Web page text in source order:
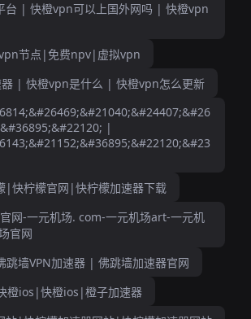
台 | 快橙vpn可以上国外网吗 | 快橙vpn
节点|免费npv|虚拟vpn
器 | 快橙vpn是什么 | 快橙vpn怎么更新
|
|快柠檬官网|快柠檬加速器下载
网-一元机场. com-一元机场art-一元机
官网
跳墙VPN加速器 | 佛跳墙加速器官网
橙ios|快橙ios|橙子加速器